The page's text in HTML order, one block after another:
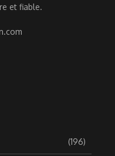
et fiable.
(196)